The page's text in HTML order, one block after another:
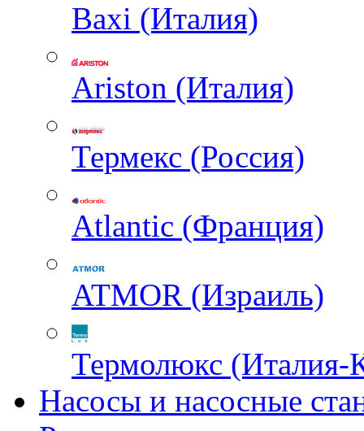
Baxi (Италия)
Ariston (Италия)
Термекс (Россия)
Atlantic (Франция)
ATMOR (Израиль)
Термолюкс (Италия-
Насосы и насосные